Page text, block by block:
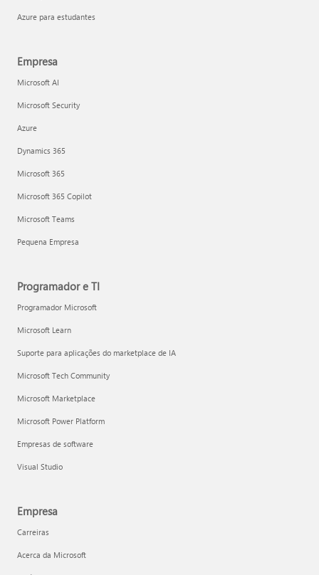
Azure para estudantes
Empresa
Microsoft AI
Microsoft Security
Azure
Dynamics 365
Microsoft 365
Microsoft 365 Copilot
Microsoft Teams
Pequena Empresa
Programador e TI
Programador Microsoft
Microsoft Learn
Suporte para aplicações do marketplace de IA
Microsoft Tech Community
Microsoft Marketplace
Microsoft Power Platform
Empresas de software
Visual Studio
Empresa
Carreiras
Acerca da Microsoft